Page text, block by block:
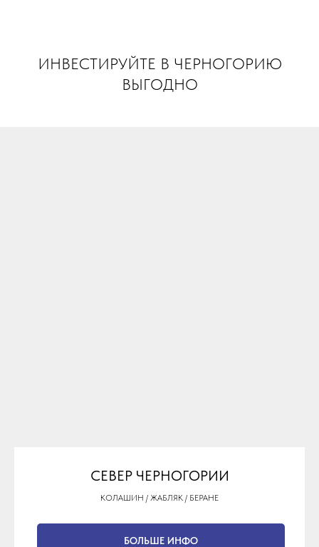
ИНВЕСТИРУЙТЕ В ЧЕРНОГОРИЮ
ВЫГОДНО
СЕВЕР ЧЕРНОГОРИИ
КОЛАШИН / ЖАБЛЯК / БЕРАНЕ
БОЛЬШЕ ИНФО